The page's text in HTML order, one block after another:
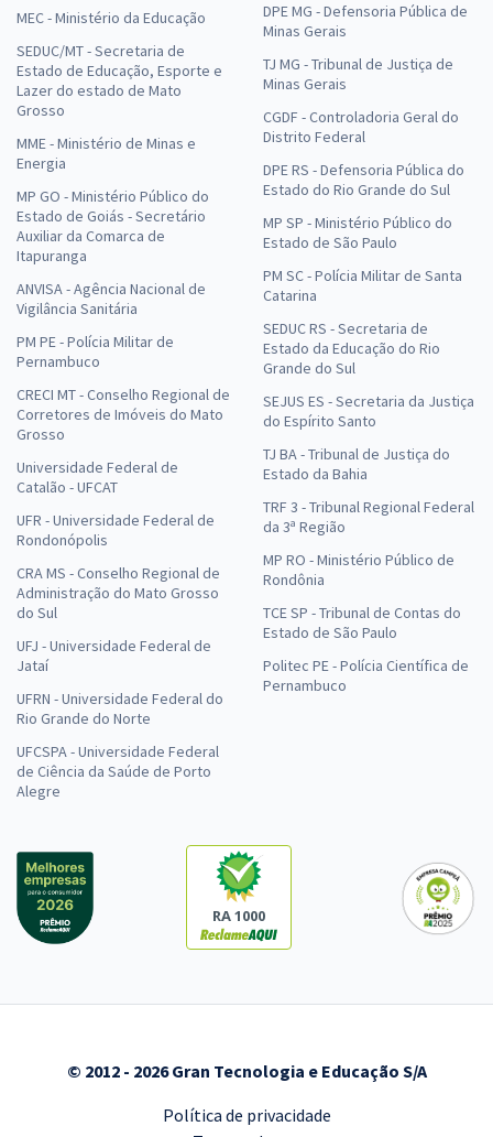
MEC - Ministério da Educação
SEDUC/MT - Secretaria de
Estado de Educação, Esporte e
Lazer do estado de Mato
Grosso
MME - Ministério de Minas e
Energia
MP GO - Ministério Público do
Estado de Goiás - Secretário
Auxiliar da Comarca de
Itapuranga
ANVISA - Agência Nacional de
Vigilância Sanitária
PM PE - Polícia Militar de
Pernambuco
CRECI MT - Conselho Regional de
Corretores de Imóveis do Mato
Grosso
Universidade Federal de
Catalão - UFCAT
UFR - Universidade Federal de
Rondonópolis
CRA MS - Conselho Regional de
Administração do Mato Grosso
do Sul
UFJ - Universidade Federal de
Jataí
UFRN - Universidade Federal do
Rio Grande do Norte
UFCSPA - Universidade Federal
de Ciência da Saúde de Porto
Alegre
DPE MG - Defensoria Pública de
Minas Gerais
TJ MG - Tribunal de Justiça de
Minas Gerais
CGDF - Controladoria Geral do
Distrito Federal
DPE RS - Defensoria Pública do
Estado do Rio Grande do Sul
MP SP - Ministério Público do
Estado de São Paulo
PM SC - Polícia Militar de Santa
Catarina
SEDUC RS - Secretaria de
Estado da Educação do Rio
Grande do Sul
SEJUS ES - Secretaria da Justiça
do Espírito Santo
TJ BA - Tribunal de Justiça do
Estado da Bahia
TRF 3 - Tribunal Regional Federal
da 3ª Região
MP RO - Ministério Público de
Rondônia
TCE SP - Tribunal de Contas do
Estado de São Paulo
Politec PE - Polícia Científica de
Pernambuco
RA 1000
© 2012 - 2026 Gran Tecnologia e Educação S/A
Política de privacidade